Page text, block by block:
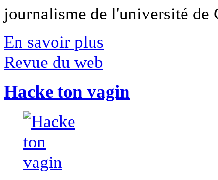
journalisme de l'université
En savoir plus
Revue du web
Hacke ton vagin